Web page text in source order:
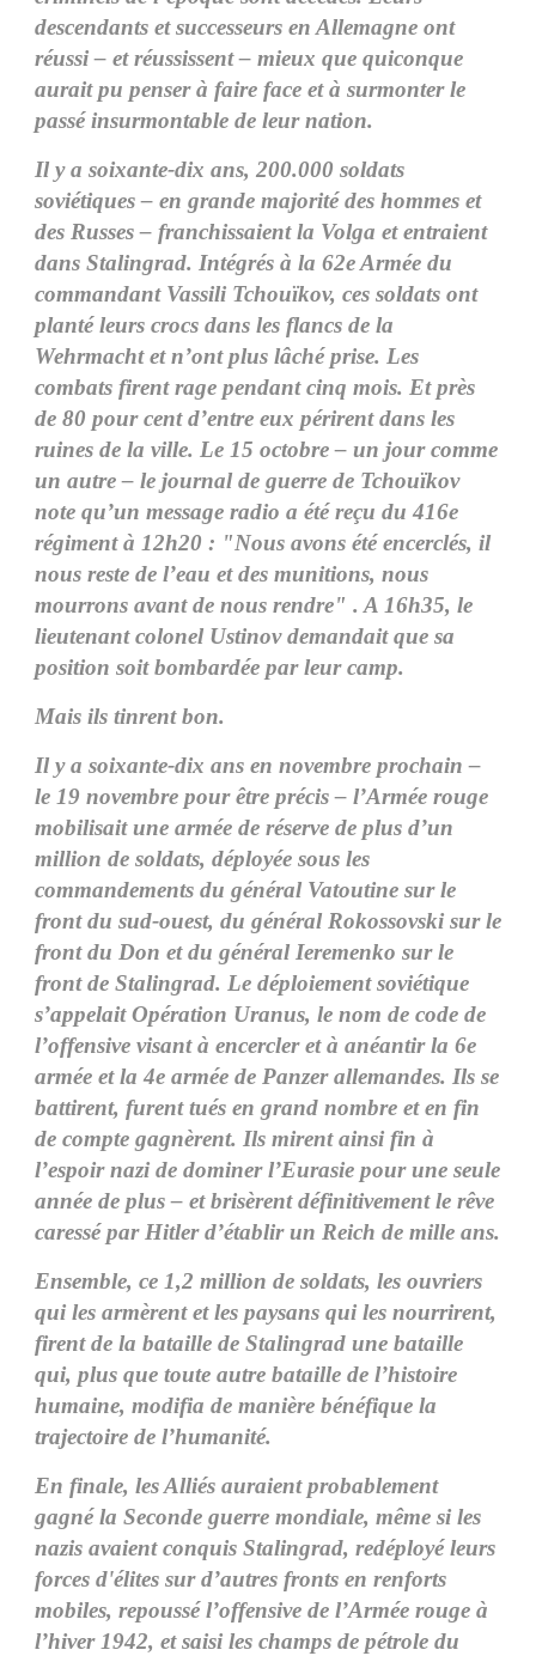
descendants et successeurs en Allemagne ont
réussi – et réussissent – mieux que quiconque
aurait pu penser à faire face et à surmonter le
passé insurmontable de leur nation.
Il y a soixante-dix ans, 200.000 soldats
soviétiques – en grande majorité des hommes et
des Russes – franchissaient la Volga et entraient
dans Stalingrad. Intégrés à la 62e Armée du
commandant Vassili Tchouïkov, ces soldats ont
planté leurs crocs dans les flancs de la
Wehrmacht et n’ont plus lâché prise. Les
combats firent rage pendant cinq mois. Et près
de 80 pour cent d’entre eux périrent dans les
ruines de la ville. Le 15 octobre – un jour comme
un autre – le journal de guerre de Tchouïkov
note qu’un message radio a été reçu du 416e
régiment à 12h20 : "Nous avons été encerclés, il
nous reste de l’eau et des munitions, nous
mourrons avant de nous rendre" . A 16h35, le
lieutenant colonel Ustinov demandait que sa
position soit bombardée par leur camp.
Mais ils tinrent bon.
Il y a soixante-dix ans en novembre prochain –
le 19 novembre pour être précis – l’Armée rouge
mobilisait une armée de réserve de plus d’un
million de soldats, déployée sous les
commandements du général Vatoutine sur le
front du sud-ouest, du général Rokossovski sur le
front du Don et du général Ieremenko sur le
front de Stalingrad. Le déploiement soviétique
s’appelait Opération Uranus, le nom de code de
l’offensive visant à encercler et à anéantir la 6e
armée et la 4e armée de Panzer allemandes. Ils se
battirent, furent tués en grand nombre et en fin
de compte gagnèrent. Ils mirent ainsi fin à
l’espoir nazi de dominer l’Eurasie pour une seule
année de plus – et brisèrent définitivement le rêve
caressé par Hitler d’établir un Reich de mille ans.
Ensemble, ce 1,2 million de soldats, les ouvriers
qui les armèrent et les paysans qui les nourrirent,
firent de la bataille de Stalingrad une bataille
qui, plus que toute autre bataille de l’histoire
humaine, modifia de manière bénéfique la
trajectoire de l’humanité.
En finale, les Alliés auraient probablement
gagné la Seconde guerre mondiale, même si les
nazis avaient conquis Stalingrad, redéployé leurs
forces d'élites sur d’autres fronts en renforts
mobiles, repoussé l’offensive de l’Armée rouge à
l’hiver 1942, et saisi les champs de pétrole du